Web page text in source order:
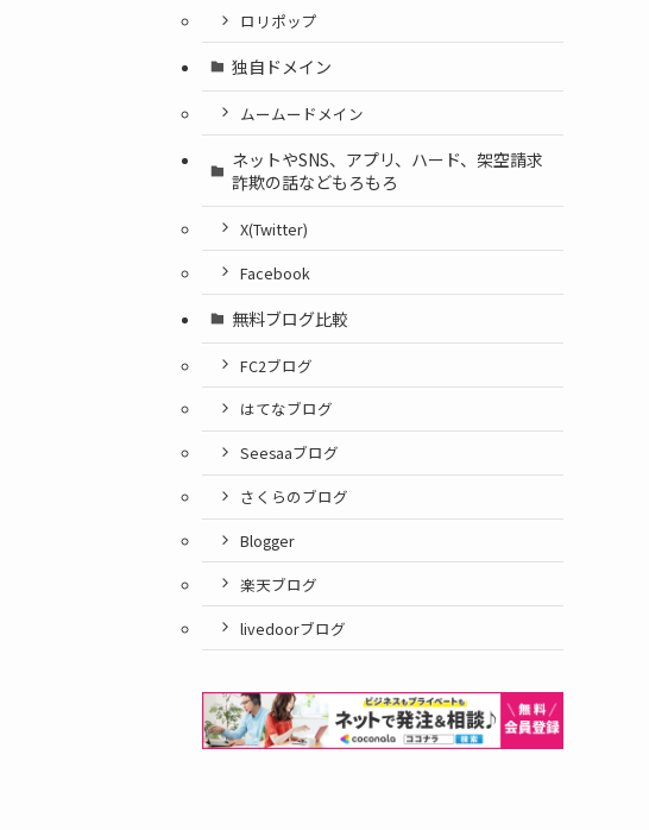
ロリポップ
独自ドメイン
ムームードメイン
ネットやSNS、アプリ、ハード、架空請求
詐欺の話などもろもろ
X(Twitter)
Facebook
無料ブログ比較
FC2ブログ
はてなブログ
Seesaaブログ
さくらのブログ
Blogger
楽天ブログ
livedoorブログ